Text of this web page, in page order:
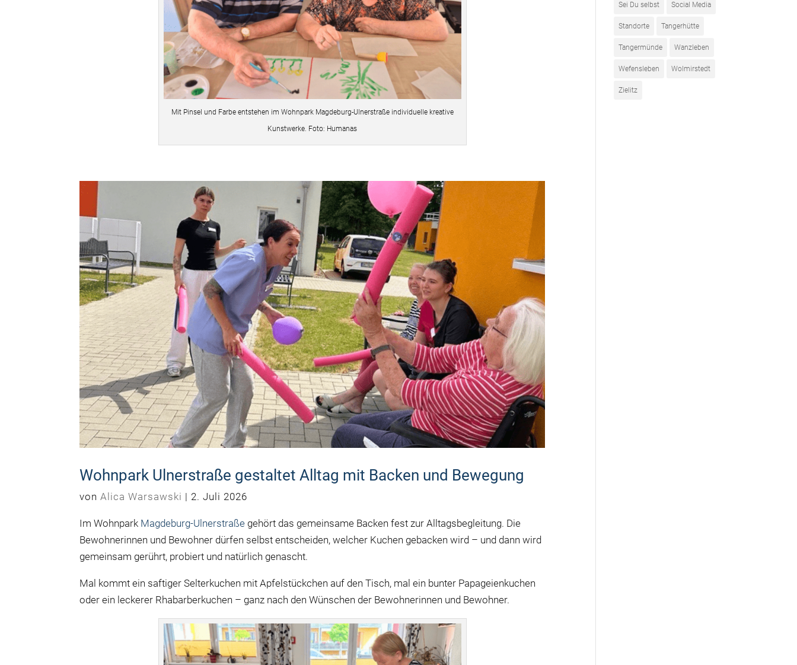
Mit Pinsel und Farbe entstehen im Wohnpark Magdeburg-Ulnerstraße individuelle kreative
Kunstwerke. Foto: Humanas
Wohnpark Ulnerstraße gestaltet Alltag mit Backen und Bewegung
vonAlica Warsawski | 2. Juli 2026
Im Wohnpark Magdeburg-Ulnerstraße gehört das gemeinsame Backen fest zur Alltagsbegleitung. Die
Bewohnerinnen und Bewohner dürfen selbst entscheiden, welcher Kuchen gebacken wird – und dann wird
gemeinsam gerührt, probiert und natürlich genascht.
Mal kommt ein saftigerSelterkuchen mit Apfelstückchen auf den Tisch, mal ein bunter Papageienkuchen
oder ein leckerer Rhabarberkuchen – ganz nach den Wünschen der Bewohnerinnen und Bewohner.
Sei Du selbst Social Media
Standorte Tangerhütte
Tangermünde Wanzleben
Wefensleben Wolmirstedt
Zielitz